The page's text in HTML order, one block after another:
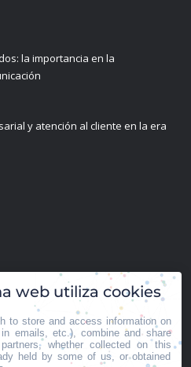
la importancia en la
y atención al cliente en la era
web utiliza cookies
to store and access information on
emails, etc.), combine and share
whether collected on this
held by some of us, or obtained